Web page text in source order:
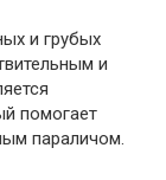
и грубых
и
помогает
параличом.